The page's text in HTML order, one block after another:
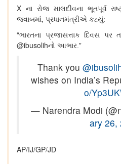
X ના રોજ માલદીવના ભૂતપૂર્વ
જવાબમાં, પ્રધાનમંત્રીએ કહ્યું:
“ભારતના પ્રજાસત્તાક દિવસ પર
@ibusolihનો આભાર.”
Thank you
wishes on India’s
o/
— Narendra Modi
ary 26,
AP/IJ/GP/JD